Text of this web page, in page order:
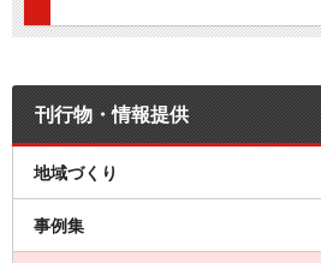
刊行物・情報提供
地域づくり
事例集